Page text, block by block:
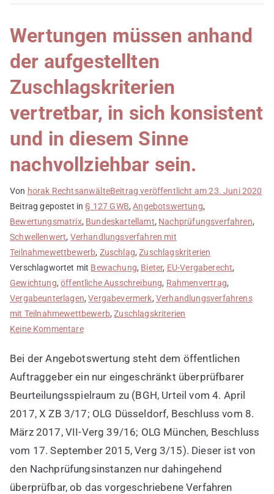
Wertungen müssen anhand
der aufgestellten
Zuschlagskriterien
vertretbar, in sich konsistent
und in diesem Sinne
nachvollziehbar sein.
Von horak RechtsanwälteBeitrag veröffentlicht am23. Juni 2020
Beitrag gepostet in§ 127 GWB,Angebotswertung,
Bewertungsmatrix, Bundeskartellamt, Nachprüfungsverfahren,
Schwellenwert, Verhandlungsverfahren mit
Teilnahmewettbewerb, Zuschlag,Zuschlagskriterien
Verschlagwortet mit Bewachung, Bieter, EU-Vergaberecht,
Gewichtung,öffentliche Ausschreibung, Rahmenvertrag,
Vergabeunterlagen,Vergabevermerk, Verhandlungsverfahrens
mit Teilnahmewettbewerb,Zuschlagskriterien
Keine Kommentarezu
müssen
anhand
der
Zuschlagskriterien
vertretbar,
in
sich
konsistent
Bei der Angebotswertung steht dem öffentlichen
Auftraggeber ein nur eingeschränkt überprüfbarer
Beurteilungsspielraum zu (BGH, Urteil vom 4. April
2017, X ZB 3/17; OLG Düsseldorf, Beschluss vom 8.
März 2017, VII-Verg 39/16; OLG München, Beschluss
vom 17. September 2015, Verg 3/15). Dieser ist von
den Nachprüfungsinstanzen nur dahingehend
überprüfbar, ob das vorgeschriebene Verfahren